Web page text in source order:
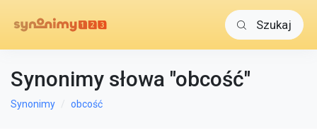
Szukaj
Synonimy słowa "obcość"
Synonimy obcość